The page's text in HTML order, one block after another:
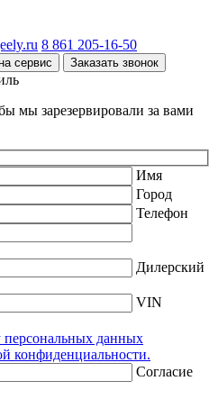
8 861 205-16-50
сервис Заказать звонок
мы зарезервировали за вами
Имя
Город
Телефон
Дилерский
VIN
персональных данных
конфиденциальности.
Согласие